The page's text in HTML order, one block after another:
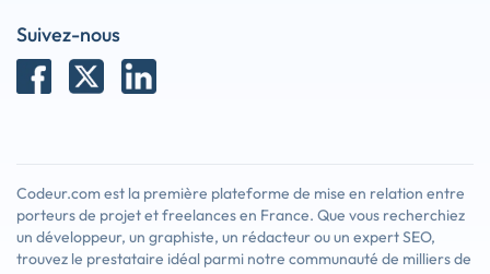
Suivez-nous
Codeur.com est la première plateforme de mise en relation entre
porteurs de projet et freelances en France. Que vous recherchiez
un développeur, un graphiste, un rédacteur ou un expert SEO,
trouvez le prestataire idéal parmi notre communauté de milliers de